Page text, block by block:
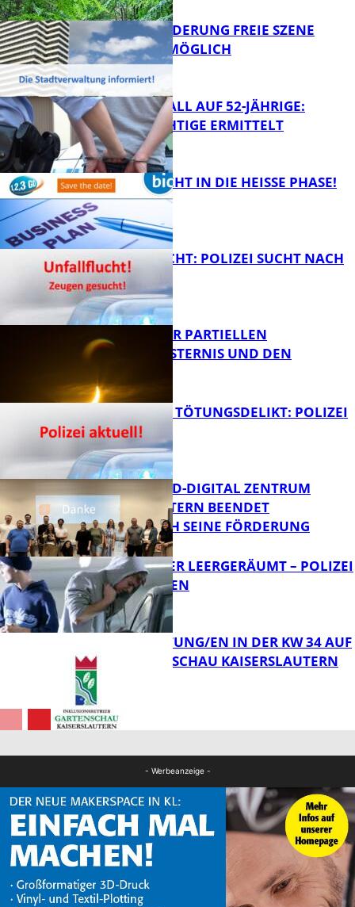
FB News
FB Kultur
PROJEKTFÖRDERUNG FREIE SZENE
WEITERHIN MÖGLICH
FB News
RAUBÜBERFALL AUF 52-JÄHRIGE:
TATVERDÄCHTIGE ERMITTELT
1,2,3 GO® GEHT IN DIE HEISSE PHASE!
UNFALLFLUCHT: POLIZEI SUCHT NACH
ZEUGEN
VORTRAG ZUR PARTIELLEN
SONNENFINSTERNIS UND DEN
PERSEIDEN
FB News
VERSUCHTES TÖTUNGSDELIKT: POLIZEI
ERMITTELT
FB News
MITTELSTAND-DIGITAL ZENTRUM
KAISERSLAUTERN BEENDET
ERFOLGREICH SEINE FÖRDERUNG
TRANSPORTER LEERGERÄUMT – POLIZEI
SUCHT ZEUGEN
VERANSTALTUNG/EN IN DER KW 34 AUF
DER GARTENSCHAU KAISERSLAUTERN
- Werbeanzeige -